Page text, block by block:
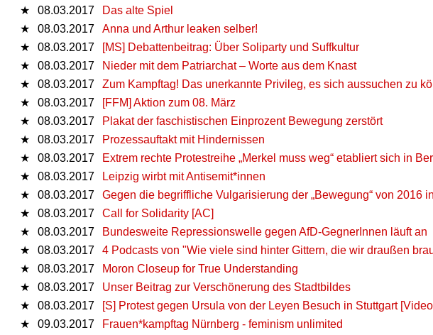
★
08.03.2017
Das alte Spiel
★
08.03.2017
Anna und Arthur leaken selber!
★
08.03.2017
[MS] Debattenbeitrag: Über Soliparty und Suffkultur
★
08.03.2017
Nieder mit dem Patriarchat – Worte aus dem Knast
★
08.03.2017
Zum Kampftag! Das unerkannte Privileg, es sich aussuchen zu
★
08.03.2017
[FFM] Aktion zum 08. März
★
08.03.2017
Plakat der faschistischen Einprozent Bewegung zerstört
★
08.03.2017
Prozessauftakt mit Hindernissen
★
08.03.2017
Extrem rechte Protestreihe „Merkel muss weg“ etabliert sich in
★
08.03.2017
Leipzig wirbt mit Antisemit*innen
★
08.03.2017
Gegen die begriffliche Vulgarisierung der „Bewegung“ von 2016
★
08.03.2017
Call for Solidarity [AC]
★
08.03.2017
Bundesweite Repressionswelle gegen AfD-GegnerInnen läuft an
★
08.03.2017
4 Podcasts von "Wie viele sind hinter Gittern, die wir draußen
★
08.03.2017
Moron Closeup for True Understanding
★
08.03.2017
Unser Beitrag zur Verschönerung des Stadtbildes
★
08.03.2017
[S] Protest gegen Ursula von der Leyen Besuch in Stuttgart
★
09.03.2017
Frauen*kampftag Nürnberg - feminism unlimited